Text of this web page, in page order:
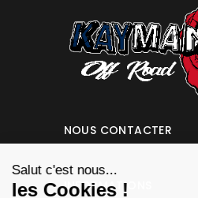
NOUS CONTACTER
INFORMATIONS